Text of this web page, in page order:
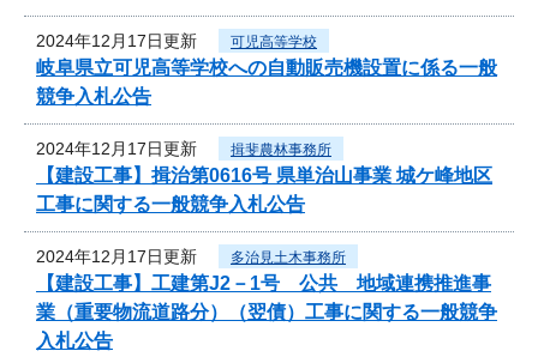
2024年12月17日更新 可児高等学校
岐阜県立可児高等学校への自動販売機設置に係る一般
競争入札公告
2024年12月17日更新 揖斐農林事務所
【建設工事】揖治第0616号 県単治山事業 城ケ峰地区
工事に関する一般競争入札公告
2024年12月17日更新 多治見土木事務所
【建設工事】工建第J2－1号 公共 地域連携推進事
業（重要物流道路分）（翌債）工事に関する一般競争
入札公告